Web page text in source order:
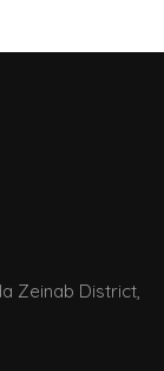
Zeinab District,